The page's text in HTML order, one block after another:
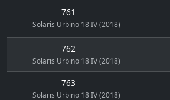
761
Solaris Urbino 18 IV (2018)
762
Solaris Urbino 18 IV (2018)
763
Solaris Urbino 18 IV (2018)